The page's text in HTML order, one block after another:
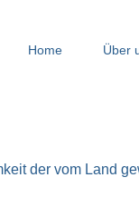
Home Über
der vom Land